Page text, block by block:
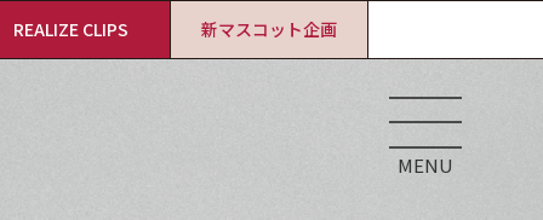
REALIZE CLIPS 新マスコット企画
MENU